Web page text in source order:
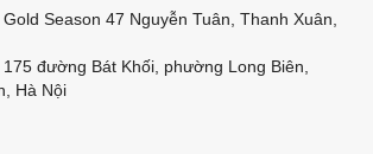
Season 47 Nguyễn Tuân, Thanh Xuân,
đường Bát Khối, phường Long Biên,
Hà Nội